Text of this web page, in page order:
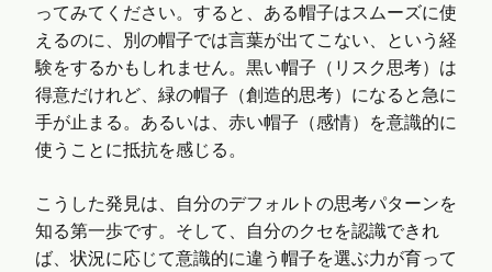
ってみてください。すると、ある帽子はスムーズに使
えるのに、別の帽子では言葉が出てこない、という経
験をするかもしれません。黒い帽子（リスク思考）は
得意だけれど、緑の帽子（創造的思考）になると急に
手が止まる。あるいは、赤い帽子（感情）を意識的に
使うことに抵抗を感じる。
こうした発見は、自分のデフォルトの思考パターンを
知る第一歩です。そして、自分のクセを認識できれ
ば、状況に応じて意識的に違う帽子を選ぶ力が育って